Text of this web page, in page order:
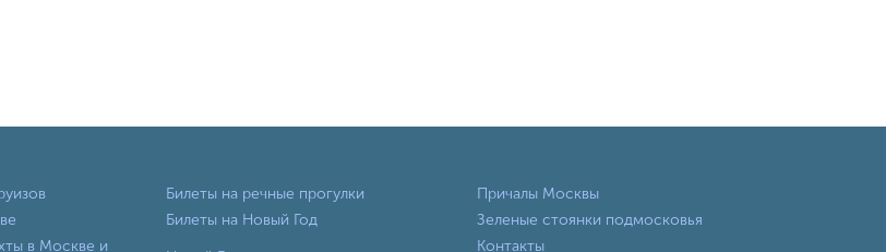
в Москве и
Билеты на речные прогулки
Билеты на Новый Год
Причалы Москвы
Зеленые стоянки подмосковья
Контакты